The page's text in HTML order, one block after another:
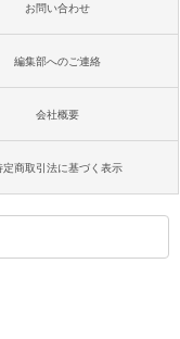
お問い合わせ
編集部へのご連絡
会社概要
定商取引法に基づく表示